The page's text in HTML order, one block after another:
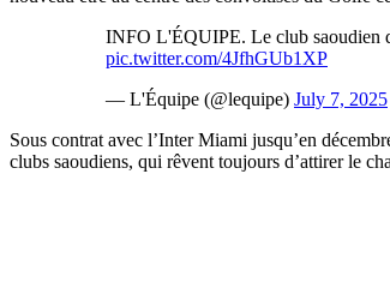
INFO L'ÉQUIPE. Le club saoudien
pic.twitter.com/4JfhGUb1XP
— L'Équipe (@lequipe) July 7, 2025
Sous contrat avec l’Inter Miami jusqu’en
clubs saoudiens, qui rêvent toujours d’attirer le